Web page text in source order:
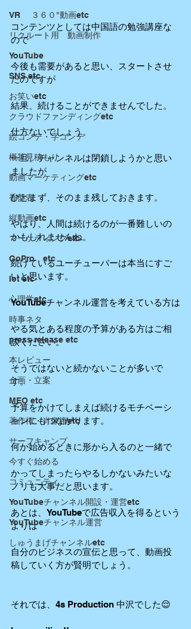
VR ３６０°動画etc
リクルート用 動画制作
YouTube
SNS etc
お笑いetc
クラウドファンディングetc
絵コンテ・字コンテ
概算見積もり
動画マーケティングetc
香盤表
縦動画etc
マーケティングetc
GoPro etc
Iot etc
心理学etc
時事ネタ
press release etc
本レビュー
企画・立案
MEO etc
著作権・肖像権etc
サーフキャンプ
今すぐ始める
コミュニティ
YouTubeチャンネル開設・運営etc
YouTubeチャンネル運営
しゅうまげチャンネルetc
コンテンツとしては中国語の勉強講座な
ので
今後も需要があると思い、スタートさせ
たのですが
結果、続けることができませんでした。
仕方ないでしょう。
一旦、チャンネルは閉鎖しようかと思い
ましたが
ひとまず、そのまま残しておきます。
やはり、人間は続けるのが一番難しいの
かもしれませんね。
続けているユーチューバーは本当にすご
いと思います。
YouTubeチャンネル運営を考えている方は
やる気とある程度の予算がある方はご相
談ください。
そうではないと続かないことが多いで
す。
予算をかけてしまえば続けるモチベーシ
ョンにもつながります。
何か始めるときに形から入るのと一緒で
かってしまったらやるしかないみたいな
ノリも大事だと思います。
あとは、YouTubeで広告収入を得るという
よりは
自分のビジネスの宣伝と思って、動画投
稿していく方が賢明でしょう。
それでは、4s Production 中沢でした😌